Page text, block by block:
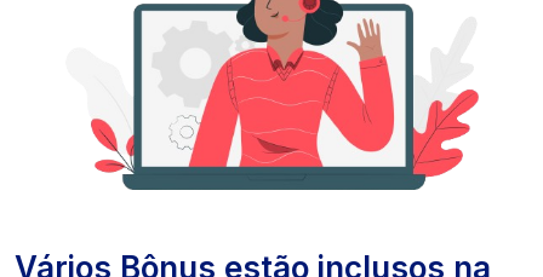
Vários Bônus estão inclusos na